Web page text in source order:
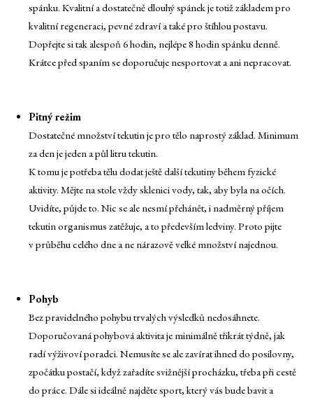
spánku. Kvalitní a dostatečně dlouhý spánek je totiž základem pro
kvalitní regeneraci, pevné zdraví a také pro štíhlou postavu.
Dopřejte si tak alespoň 6 hodin, nejlépe 8 hodin spánku denně.
Krátce před spaním se doporučuje nesportovat a ani nepracovat.
Pitný režim
Dostatečné množství tekutin je pro tělo naprostý základ. Minimum
za den je jeden a půl litru tekutin.
K tomu je potřeba tělu dodat ještě další tekutiny během fyzické
aktivity. Mějte na stole vždy sklenici vody, tak, aby byla na očích.
Uvidíte, půjde to. Nic se ale nesmí přehánět, i nadměrný příjem
tekutin organismus zatěžuje, a to především ledviny. Proto pijte
v průběhu celého dne a ne nárazově velké množství najednou.
Pohyb
Bez pravidelného pohybu trvalých výsledků nedosáhnete.
Doporučovaná pohybová aktivita je minimálně třikrát týdně, jak
radí výživoví poradci. Nemusíte se ale zavírat ihned do posilovny,
zpočátku postačí, když zařadíte svižnější procházku, třeba při cestě
do práce. Dále si ideálně najděte sport, který vás bude bavit a